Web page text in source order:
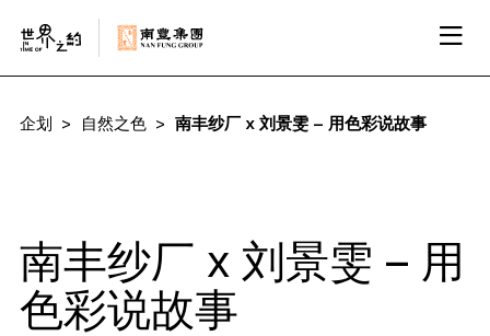
企划 自然之色 南丰纱厂 x 刘景雯 – 用色彩说故事
南丰纱厂 x 刘景雯 – 用
色彩说故事